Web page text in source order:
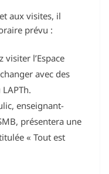
aux visites, il
prévu :
l’Espace
avec des
enseignant-
présentera une
« Tout est